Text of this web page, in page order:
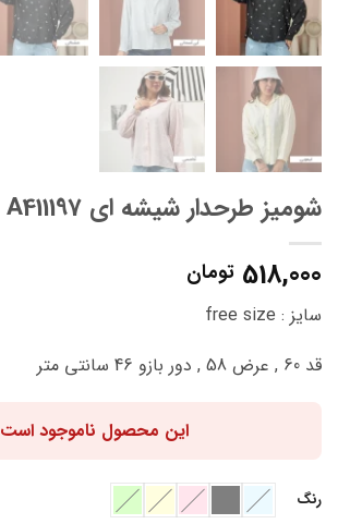
شومیز طرحدار شیشه ای A411197
518,000 تومان
سایز : free size
قد 60 , عرض 58 , دور بازو 46 سانتی متر
این محصول ناموجود است
رنگ